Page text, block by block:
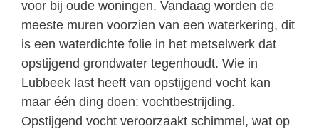
voor bij oude woningen. Vandaag worden de
meeste muren voorzien van een waterkering, dit
is een waterdichte folie in het metselwerk dat
opstijgend grondwater tegenhoudt. Wie in
Lubbeek last heeft van opstijgend vocht kan
maar één ding doen: vochtbestrijding.
Opstijgend vocht veroorzaakt schimmel, wat op